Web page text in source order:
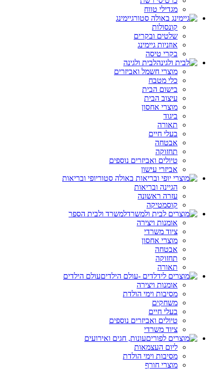
מגדילי טווח
גיימינג
קונסולות
שלטים ובקרים
אוזניות גיימינג
בקרי טיסה
לבית ולגינה
מוצרי חשמל ואביזרים
כלי מטבח
בישום הבית
עיצוב הבית
מוצרי אחסון
ביגוד
תאורה
בעלי חיים
אבטחה
תחזוקה
טיולים ואביזרים נוספים
אביזרי עישון
יופי ובריאות
הגיינה ובריאות
עזרה ראשונה
קוסמטיקה
למשרד ולבית הספר
אומנות ויצירה
ציוד משרדי
מוצרי אחסון
אבטחה
תחזוקה
תאורה
עולם הילדים
אומנות ויצירה
מסיבות וימי הולדת
משחקים
בעלי חיים
טיולים ואביזרים נוספים
ציוד משרדי
עונות, חגים ואירועים
ליום העצמאות
מסיבות וימי הולדת
מוצרי חורף